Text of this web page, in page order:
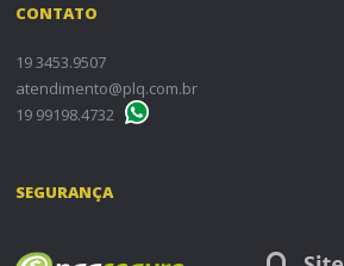
CONTATO
19 3453.9507
atendimento@plq.com.br
19 99198.4732
SEGURANÇA